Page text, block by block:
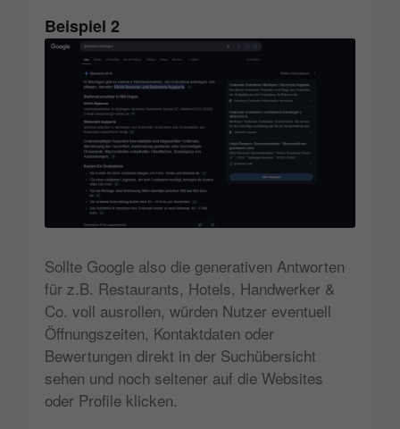
Beispiel 2
Sollte Google also die generativen Antworten
für z.B. Restaurants, Hotels, Handwerker &
Co. voll ausrollen, würden Nutzer eventuell
Öffnungszeiten, Kontaktdaten oder
Bewertungen direkt in der Suchübersicht
sehen und noch seltener auf die Websites
oder Profile klicken.